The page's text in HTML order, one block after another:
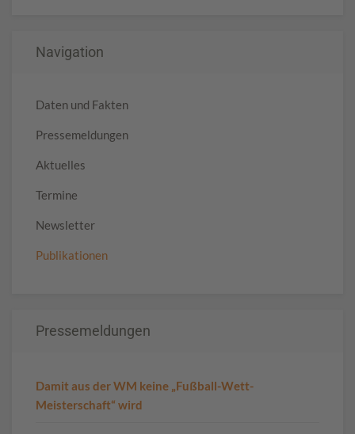
Navigation
Daten und Fakten
Pressemeldungen
Aktuelles
Termine
Newsletter
Publikationen
Pressemeldungen
Damit aus der WM keine „Fußball-Wett-
Meisterschaft“ wird